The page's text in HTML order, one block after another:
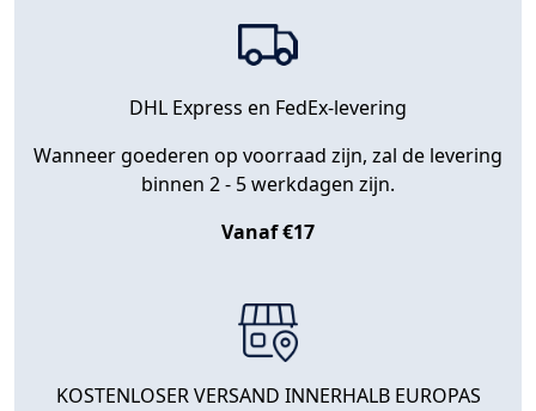
DHL Express en FedEx-levering
Wanneer goederen op voorraad zijn, zal de levering
binnen 2 - 5 werkdagen zijn.
Vanaf €17
KOSTENLOSER VERSAND INNERHALB EUROPAS